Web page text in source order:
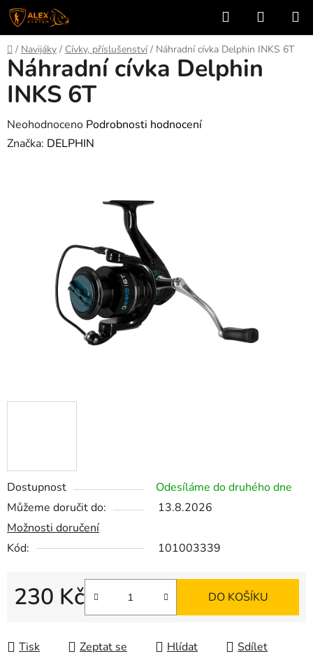
Přejít
na
obsah
Hledat
KOŠÍK
Domů
/ Navijáky / Cívky, příslušenství / Náhradní cívka Delphin INKS 6T
Dostupnost
Odesíláme do druhého dne
Můžeme doručit do:
13.8.2026
Možnosti doručení
Kód:
101003339
230 Kč DO KOŠÍKU
Tisk Zeptat se Hlídat Sdílet
Náhradní cívka Delphin
INKS 6T
Průměrné
hodnocení
Neohodnoceno Podrobnosti hodnocení
Značka: DELPHIN